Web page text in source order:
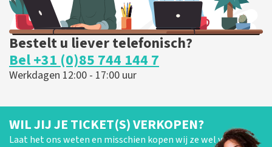
Bestelt u liever telefonisch?
Bel +31 (0)85 744 144 7
Werkdagen 12:00 - 17:00 uur
WIL JIJ JE TICKET(S) VERKOPEN?
Laat het ons weten en misschien kopen wij ze wel van je!